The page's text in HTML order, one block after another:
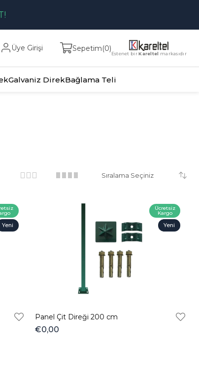
Üye Girişi Sepetim 0
Estenet birKareltel markasıdır
Galvaniz DirekBağlama Teli
Yeni
Panel Çit Direği 200 cm
€0,00
Ücretsiz
Kargo
Yeni